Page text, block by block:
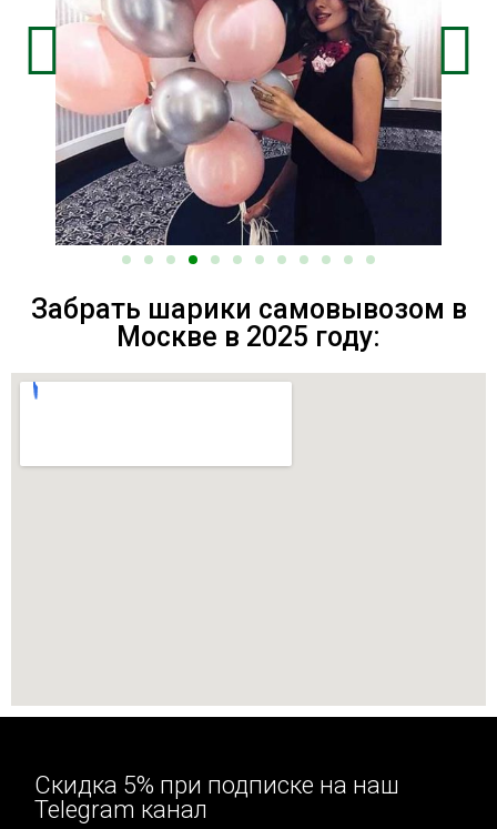
Забрать шарики самовывозом в
Москве в 2025 году:
Скидка 5% при подписке на наш
Telegram канал